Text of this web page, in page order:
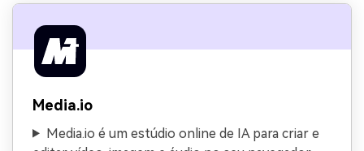
Media.io
Media.io é um estúdio online de IA para criar e